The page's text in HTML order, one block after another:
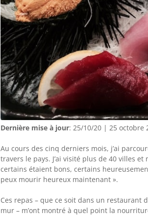
Dernière mise à jour: 25/10/20 | 25 octobre
Au cours des cinq derniers mois, j’ai
travers le pays. J’ai visité plus de 40 villes
certains étaient bons, certains
peux mourir heureux maintenant ».
Ces repas – que ce soit dans un
mur – m’ont montré à quel point la